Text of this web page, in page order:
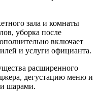
зала и комнаты
уборка после
включает
и услуги официанта.
расширенного
дегустацию меню и
шарами.